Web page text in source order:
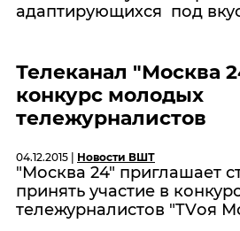
адаптирующихся под
Телеканал "Москва
конкурс молодых
тележурналистов
04.12.2015 | Новости ВШТ
"Москва 24" приглашает
принять участие в
тележурналистов "TVоя